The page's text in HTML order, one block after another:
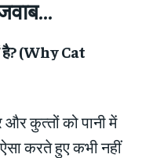
है? (Why Cat
कुत्‍तों को पानी में
करते हुए कभी नहीं